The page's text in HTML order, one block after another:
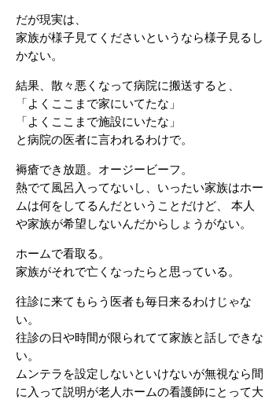
だが現実は、
家族が様子見てくださいというなら様子見るし
かない。
結果、散々悪くなって病院に搬送すると、
「よくここまで家にいてたな」
「よくここまで施設にいたな」
と病院の医者に言われるわけで。
褥瘡でき放題。オージービーフ。
熱でて風呂入ってないし、いったい家族はホー
ムは何をしてるんだということだけど、 本人
や家族が希望しないんだからしょうがない。
ホームで看取る。
家族がそれで亡くなったらと思っている。
往診に来てもらう医者も毎日来るわけじゃな
い。
往診の日や時間が限られてて家族と話しできな
い。
ムンテラを設定しないといけないが無視なら間
に入って説明が老人ホームの看護師にとって大